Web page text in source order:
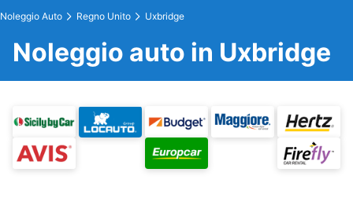
Noleggio Auto Regno Unito Uxbridge
Noleggio auto in Uxbridge